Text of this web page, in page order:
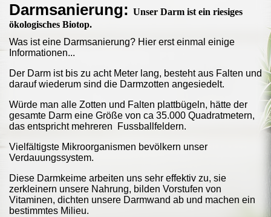
Darmsanierung: Unser Darm ist ein riesiges
ökologisches Biotop.
Was ist eine Darmsanierung? Hier erst einmal einige
Informationen...
Der Darm ist bis zu acht Meter lang, besteht aus Falten und
darauf wiederum sind die Darmzotten angesiedelt.
Würde man alle Zotten und Falten plattbügeln, hätte der
gesamte Darm eine Größe von ca 35.000 Quadratmetern,
das entspricht mehreren Fussballfeldern.
Vielfältigste Mikroorganismen bevölkern unser
Verdauungssystem.
Diese Darmkeime arbeiten uns sehr effektiv zu, sie
zerkleinern unsere Nahrung, bilden Vorstufen von
Vitaminen, dichten unsere Darmwand ab und machen ein
bestimmtes Milieu.